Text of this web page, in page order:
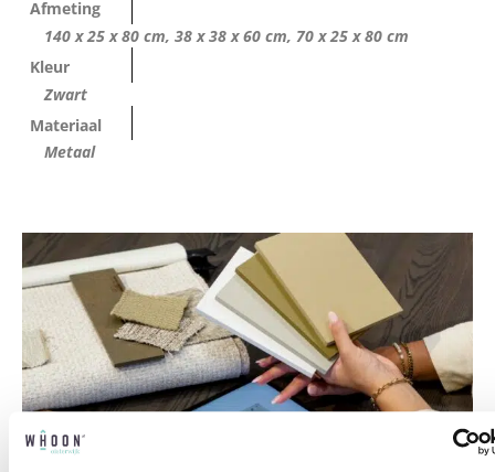
Afmeting
140 x 25 x 80 cm, 38 x 38 x 60 cm, 70 x 25 x 80 cm
Kleur
Zwart
Materiaal
Metaal